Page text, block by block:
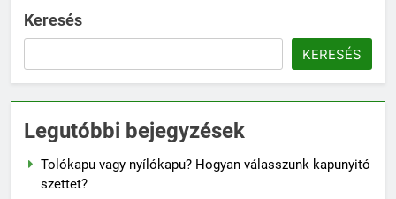
Keresés
KERESÉS
Legutóbbi bejegyzések
Tolókapu vagy nyílókapu? Hogyan válasszunk kapunyitó
szettet?